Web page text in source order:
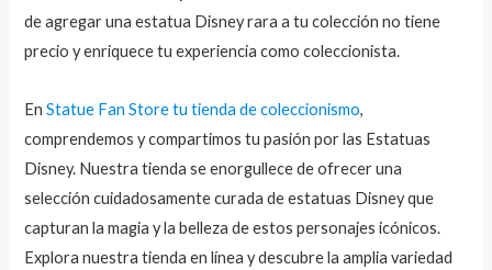
de agregar una estatua Disney rara a tu colección no tiene
precio y enriquece tu experiencia como coleccionista.
EnStatue Fan Store tu tienda de coleccionismo,
comprendemos y compartimos tu pasión por las Estatuas
Disney. Nuestra tienda se enorgullece de ofrecer una
selección cuidadosamente curada de estatuas Disney que
capturan la magia y la belleza de estos personajes icónicos.
Explora nuestra tienda en línea y descubre la amplia variedad